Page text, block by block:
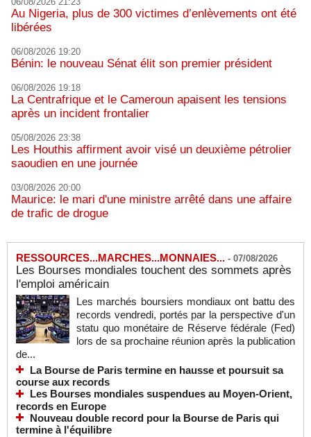
Au Nigeria, plus de 300 victimes d’enlèvements ont été
libérées
06/08/2026 19:20
Bénin: le nouveau Sénat élit son premier président
06/08/2026 19:18
La Centrafrique et le Cameroun apaisent les tensions
après un incident frontalier
05/08/2026 23:38
Les Houthis affirment avoir visé un deuxième pétrolier
saoudien en une journée
03/08/2026 20:00
Maurice: le mari d'une ministre arrêté dans une affaire
de trafic de drogue
RESSOURCES...MARCHES...MONNAIES... - 07/08/2026
Les Bourses mondiales touchent des sommets après
l'emploi américain
Les marchés boursiers mondiaux ont battu des
records vendredi, portés par la perspective d'un
statu quo monétaire de Réserve fédérale (Fed)
lors de sa prochaine réunion après la publication
de...
La Bourse de Paris termine en hausse et poursuit sa
course aux records
Les Bourses mondiales suspendues au Moyen-Orient,
records en Europe
Nouveau double record pour la Bourse de Paris qui
termine à l'équilibre